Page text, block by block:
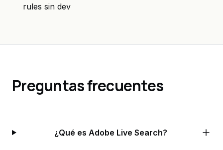
rules sin dev
Preguntas frecuentes
¿Qué es Adobe Live Search?